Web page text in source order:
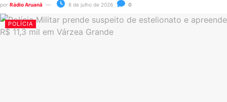
por Rádio Aruanã 8 de julho de 2026 0
POLÍCIA